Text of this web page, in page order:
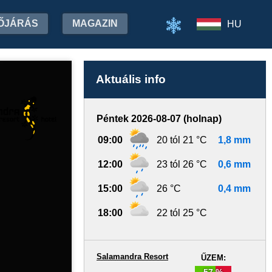
MAGAZIN HU
Aktuális info
Péntek 2026-08-07 (holnap)
09:00 20 tól 21 °C 1,8 mm
12:00 23 tól 26 °C 0,6 mm
15:00 26 °C 0,4 mm
18:00 22 tól 25 °C
ŰZEM:
Salamandra Resort